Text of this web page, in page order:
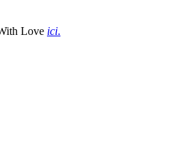
Love ici.